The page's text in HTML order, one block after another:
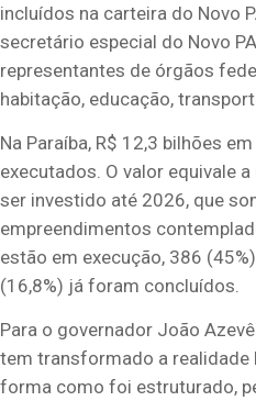
incluídos na carteira do Novo
secretário especial do Novo
representantes de órgãos
habitação, educação,
Na Paraíba, R$ 12,3 bilhões
executados. O valor equivale
ser investido até 2026, que
empreendimentos
estão em execução, 386
(16,8%) já foram concluídos.
Para o governador João
tem transformado a realidade
forma como foi estruturado,